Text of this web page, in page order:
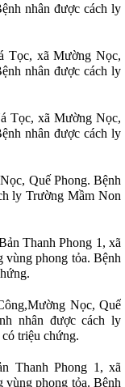
nhân được cách ly
Tọc, xã Mường Nọc,
nhân được cách ly
Tọc, xã Mường Nọc,
nhân được cách ly
Quế Phong. Bệnh
ly Trường Mầm Non
Thanh Phong 1, xã
vùng phong tỏa. Bệnh
Nọc, Quế
nhân được cách ly
triệu chứng.
Thanh Phong 1, xã
vùng phong tỏa. Bệnh